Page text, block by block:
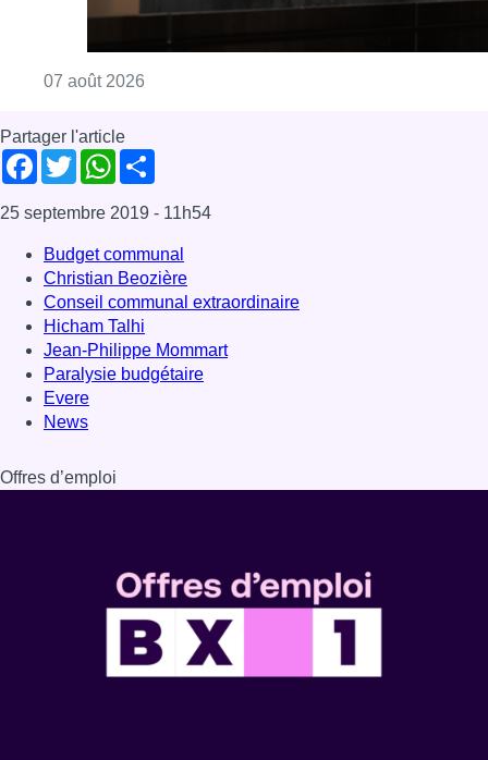
07 août 2026
Partager l'article
Facebook
TwitterWhatsApp
25 septembre 2019 - 11h54
Budget communal
Christian Beozière
Conseil communal extraordinaire
Hicham Talhi
Jean-Philippe Mommart
Paralysie budgétaire
Evere
News
Offres d’emploi